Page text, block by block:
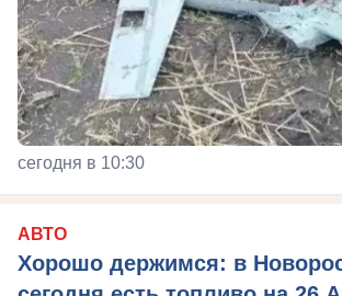
сегодня в 10:30
АВТО
Хорошо держимся: в